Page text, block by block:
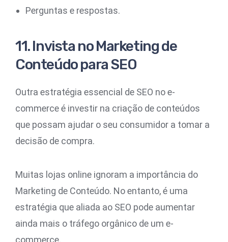
Perguntas e respostas.
11. Invista no Marketing de
Conteúdo para SEO
Outra estratégia essencial de SEO no e-
commerce é investir na criação de conteúdos
que possam ajudar o seu consumidor a tomar a
decisão de compra.
Muitas lojas online ignoram a importância do
Marketing de Conteúdo. No entanto, é uma
estratégia que aliada ao SEO pode aumentar
ainda mais o tráfego orgânico de um e-
commerce.